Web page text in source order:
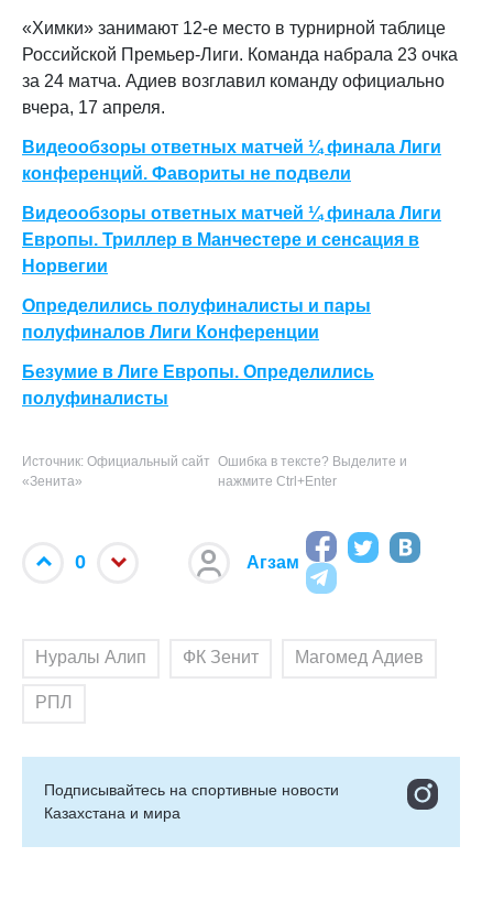
«Химки» занимают 12-е место в турнирной таблице
Российской Премьер-Лиги. Команда набрала 23 очка
за 24 матча. Адиев возглавил команду официально
вчера, 17 апреля.
Видеообзоры ответных матчей ¼ финала Лиги
конференций. Фавориты не подвели
Видеообзоры ответных матчей ¼ финала Лиги
Европы. Триллер в Манчестере и сенсация в
Норвегии
Определились полуфиналисты и пары
полуфиналов Лиги Конференции
Безумие в Лиге Европы. Определились
полуфиналисты
Источник: Официальный сайт
«Зенита»
Ошибка в тексте? Выделите и
нажмите Ctrl+Enter
0 Агзам
Нуралы Алип ФК Зенит Магомед Адиев
РПЛ
Подписывайтесь на cпортивные новости
Казахстана и мира